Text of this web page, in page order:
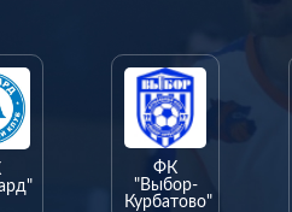
ФК
"Выбор-
Курбатово"